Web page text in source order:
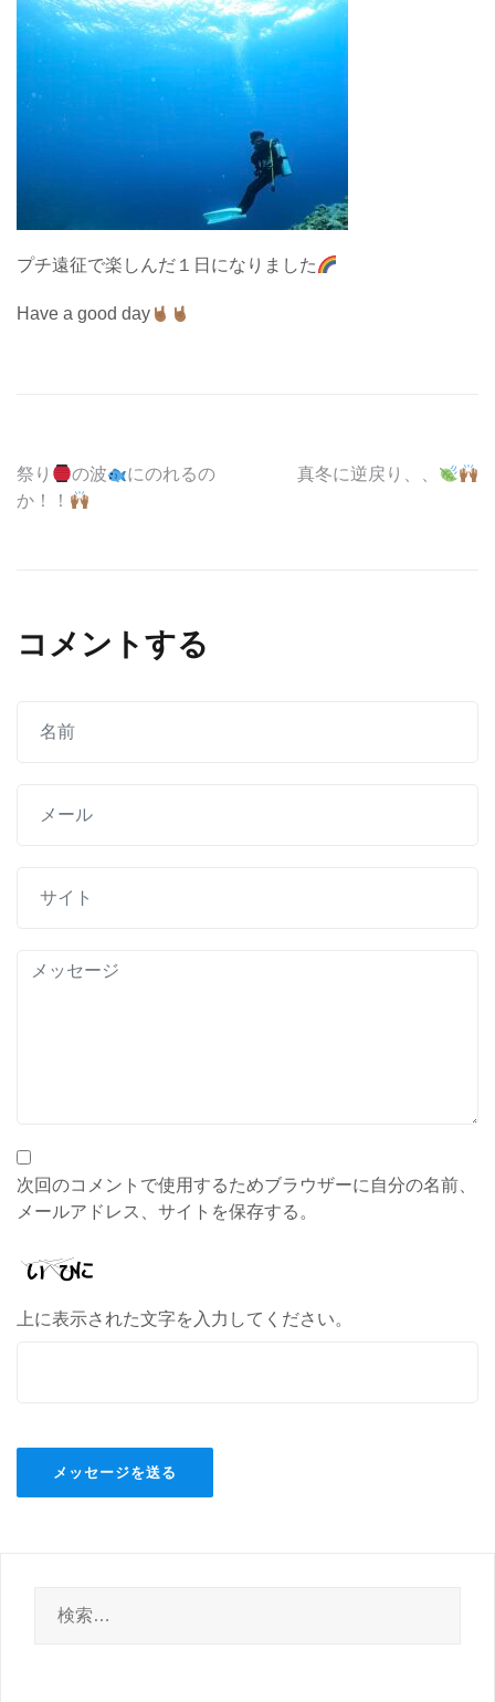
プチ遠征で楽しんだ１日になりました
Have a good day
投
ゲ
シ
ン
祭り の波
にのれるの
か！！
真冬に逆戻り、、
コメントする
次回のコメントで使用するためブラウザーに自分の名前、
メールアドレス、サイトを保存する。
上に表示された文字を入力してください。